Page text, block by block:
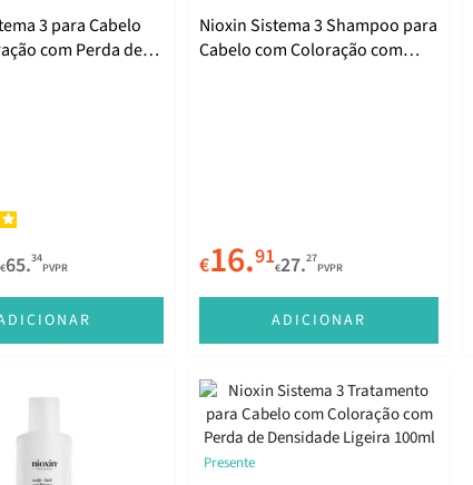
3 para Cabelo
com Perda de
€65.34
PVPR
Nioxin Sistema 3 Shampoo para
Cabelo com Coloração com
€16.91€27.27
PVPR
ADICIONAR
Presente